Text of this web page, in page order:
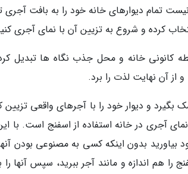
تمام دیوارهای خانه خود را به بافت آجری
کرده و شروع به تزیین آن با نمای آجری
کانونی خانه و محل جذب نگاه ها تبدیل
از آن نهایت لذت را برد.
بگیرد و دیوار خود را با آجرهای واقعی تزیین
آجری در خانه استفاده از اسفنج است. با
بیاورید بدون اینکه کسی به مصنوعی بودن
را هم اندازه و مانند آجر ببرید، سپس آنها را